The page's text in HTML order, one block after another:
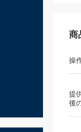
商
操
提
後